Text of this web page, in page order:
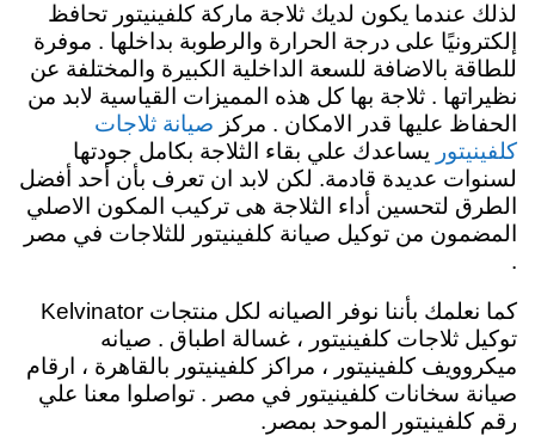
لذلك عندما يكون لديك ثلاجة ماركة كلفينيتور تحافظ
إلكترونيًا على درجة الحرارة والرطوبة بداخلها . موفرة
للطاقة بالاضافة للسعة الداخلية الكبيرة والمختلفة عن
نظيراتها . ثلاجة بها كل هذه المميزات القياسية لابد من
الحفاظ عليها قدر الامكان . مركز صيانة ثلاجات
كلفينيتور
يساعدك علي بقاء الثلاجة بكامل جودتها
لسنوات عديدة قادمة. لكن لابد ان تعرف بأن أحد أفضل
الطرق لتحسين أداء الثلاجة هى تركيب المكون الاصلي
المضمون من توكيل صيانة كلفينيتور للثلاجات في مصر
.
كما نعلمك بأننا نوفر الصيانه لكل منتجات Kelvinator
توكيل ثلاجات كلفينيتور ، غسالة اطباق . صيانه
ميكروويف كلفينيتور ، مراكز كلفينيتور بالقاهرة ، ارقام
صيانة سخانات كلفينيتور في مصر . تواصلوا معنا علي
رقم كلفينيتور الموحد بمصر.